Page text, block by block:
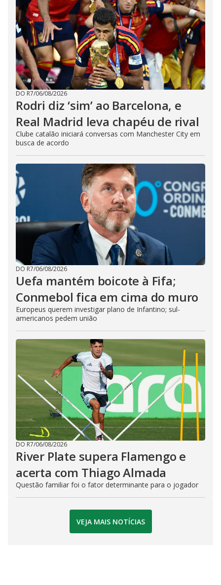
DO R7/06/08/2026
Rodri diz ‘sim’ ao Barcelona, e
Real Madrid leva chapéu de rival
Clube catalão iniciará conversas com Manchester City em
busca de acordo
DO R7/06/08/2026
Uefa mantém boicote à Fifa;
Conmebol fica em cima do muro
Europeus querem investigar plano de Infantino; sul-
americanos pedem união
DO R7/06/08/2026
River Plate supera Flamengo e
acerta com Thiago Almada
Questão familiar foi o fator determinante para o jogador
VEJA MAIS NOTÍCIAS